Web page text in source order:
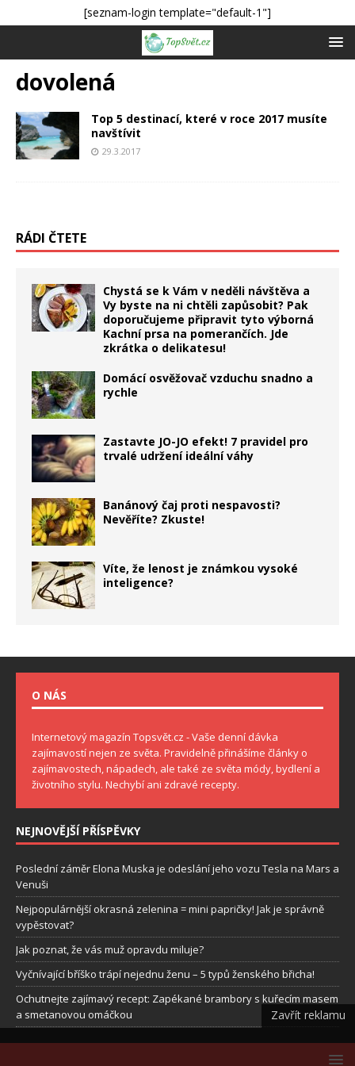
[seznam-login template="default-1"]
dovolená
Top 5 destinací, které v roce 2017 musíte
navštívit
29.3.2017
RÁDI ČTETE
Chystá se k Vám v neděli návštěva a
Vy byste na ni chtěli zapůsobit? Pak
doporučujeme připravit tyto výborná
Kachní prsa na pomerančích. Jde
zkrátka o delikatesu!
Domácí osvěžovač vzduchu snadno a
rychle
Zastavte JO-JO efekt! 7 pravidel pro
trvalé udržení ideální váhy
Banánový čaj proti nespavosti?
Nevěříte? Zkuste!
Víte, že lenost je známkou vysoké
inteligence?
O NÁS
Internetový magazín Topsvět.cz - Vaše denní dávka
zajímavostí nejen ze světa. Pravidelně přinášíme články o
zajímavostech, nápadech, ale také ze světa módy, bydlení a
životního stylu. Nechybí ani zdravé recepty.
NEJNOVĚJŠÍ PŘÍSPĚVKY
Poslední záměr Elona Muska je odeslání jeho vozu Tesla na Mars a
Venuši
Nejpopulárnější okrasná zelenina = mini papričky! Jak je správně
vypěstovat?
Jak poznat, že vás muž opravdu miluje?
Vyčnívající bříško trápí nejednu ženu – 5 typů ženského břicha!
Ochutnejte zajímavý recept: Zapékané brambory s kuřecím masem
a smetanovou omáčkou
Zavřít reklamu